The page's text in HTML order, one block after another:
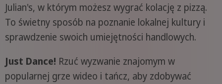
Julian's, w którym możesz wygrać kolację z pizzą.
To świetny sposób na poznanie lokalnej kultury i
sprawdzenie swoich umiejętności handlowych.
Just Dance! Rzuć wyzwanie znajomym w
popularnej grze wideo i tańcz, aby zdobywać